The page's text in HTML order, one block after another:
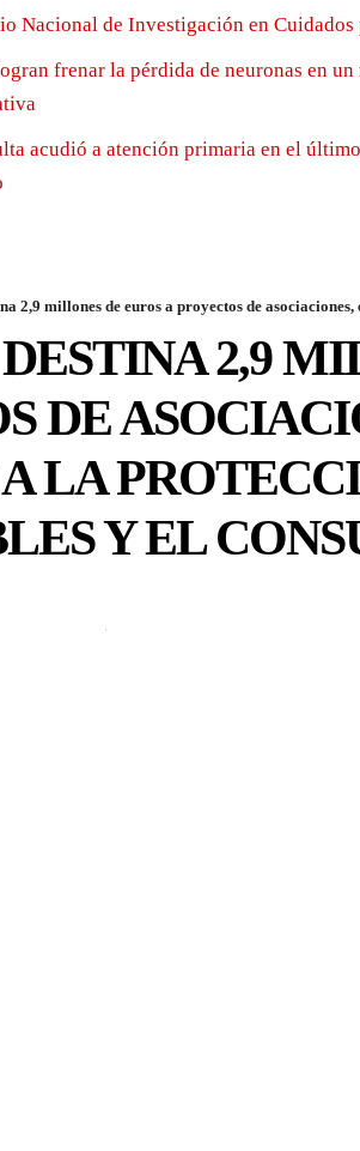
Nacional de Investigación en Cuidados
frenar la pérdida de neuronas en
acudió a atención primaria en el